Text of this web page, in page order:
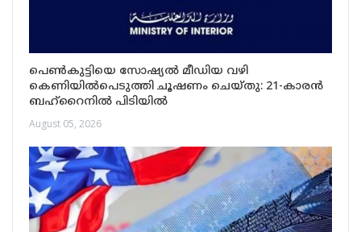
പെൺകുട്ടിയെ സോഷ്യൽ മീഡിയ വഴി
കെണിയിൽപെടുത്തി ചൂഷണം ചെയ്തു: 21-കാരൻ
ബഹ്റൈനിൽ പിടിയിൽ
August 05, 2026